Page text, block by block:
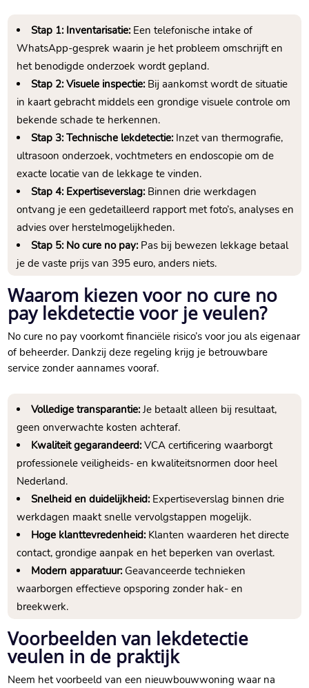
Stap 1: Inventarisatie:Een telefonische intake of
WhatsApp-gesprek waarin je het probleem omschrijft en
het benodigde onderzoek wordt gepland.
Stap 2: Visuele inspectie:Bij aankomst wordt de situatie
in kaart gebracht middels een grondige visuele controle om
bekende schade te herkennen.
Stap 3: Technische lekdetectie:Inzet van thermografie,
ultrasoon onderzoek, vochtmeters en endoscopie om de
exacte locatie van de lekkage te vinden.
Stap 4: Expertiseverslag:Binnen drie werkdagen
ontvang je een gedetailleerd rapport met foto’s, analyses en
advies over herstelmogelijkheden.
Stap 5: No cure no pay:Pas bij bewezen lekkage betaal
je de vaste prijs van 395 euro, anders niets.
Waarom kiezen voor no cure no
pay lekdetectie voor je veulen?
No cure no pay voorkomt financiële risico’s voor jou als eigenaar
of beheerder. Dankzij deze regeling krijg je betrouwbare
service zonder aannames vooraf.
Volledige transparantie:Je betaalt alleen bij resultaat,
geen onverwachte kosten achteraf.
Kwaliteit gegarandeerd:VCA certificering waarborgt
professionele veiligheids- en kwaliteitsnormen door heel
Nederland.
Snelheid en duidelijkheid:Expertiseverslag binnen drie
werkdagen maakt snelle vervolgstappen mogelijk.
Hoge klanttevredenheid:Klanten waarderen het directe
contact, grondige aanpak en het beperken van overlast.
Modern apparatuur:Geavanceerde technieken
waarborgen effectieve opsporing zonder hak- en
breekwerk.
Voorbeelden van lekdetectie
veulen in de praktijk
Neem het voorbeeld van een nieuwbouwwoning waar na